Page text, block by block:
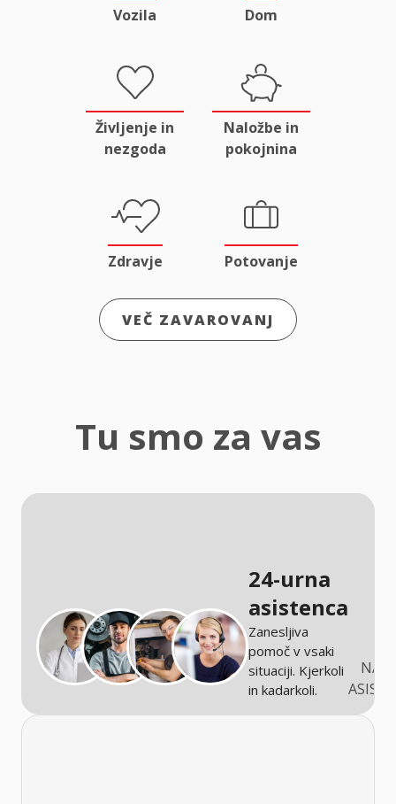
Vozila Dom
Življenje in
nezgoda
Naložbe in
pokojnina
Zdravje Potovanje
VEČ ZAVAROVANJ
Tu smo za vas
24-urna
asistenca
Zanesljiva
pomoč v vsaki
situaciji. Kjerkoli
in kadarkoli.